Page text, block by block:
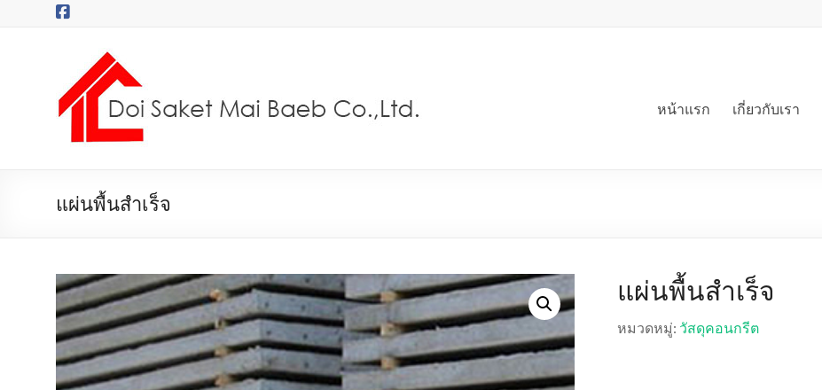
บริษัท
ดอยสะเก็ด
ไม้
จำกัด
ไม้ไผ่
ไม้
ซาง
ไม้
แบบ
เช่า
หน้าแรก เกี่ยวกับเรา
แผ่นพื้นสำเร็จ
แผ่นพื้นสำเร็จ
หมวดหมู่: วัสดุคอนกรีต